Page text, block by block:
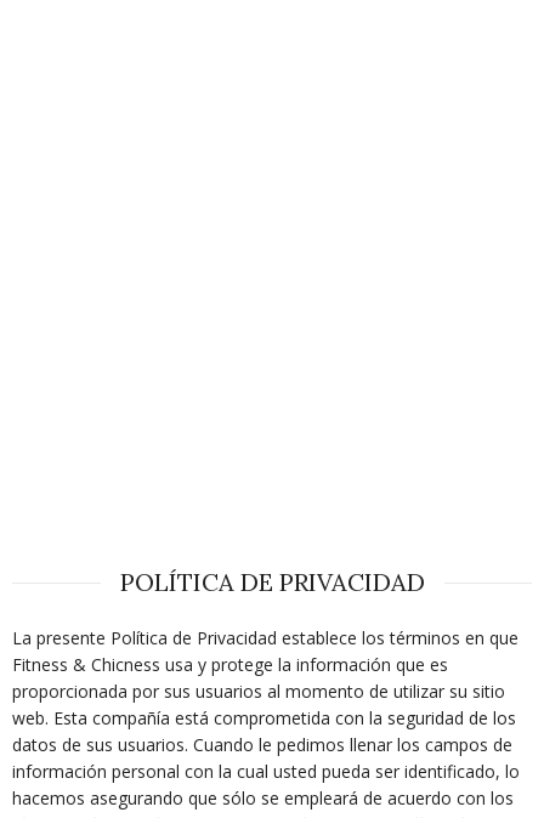
POLÍTICA DE PRIVACIDAD
La presente Política de Privacidad establece los términos en que
Fitness & Chicness usa y protege la información que es
proporcionada por sus usuarios al momento de utilizar su sitio
web. Esta compañía está comprometida con la seguridad de los
datos de sus usuarios. Cuando le pedimos llenar los campos de
información personal con la cual usted pueda ser identificado, lo
hacemos asegurando que sólo se empleará de acuerdo con los